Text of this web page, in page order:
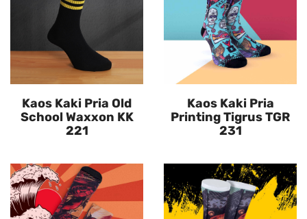
Kaos Kaki Pria Old
School Waxxon KK
221
Kaos Kaki Pria
Printing Tigrus TGR
231